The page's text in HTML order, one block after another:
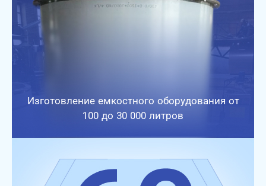
Изготовление емкостного оборудования от
100 до 30 000 литров